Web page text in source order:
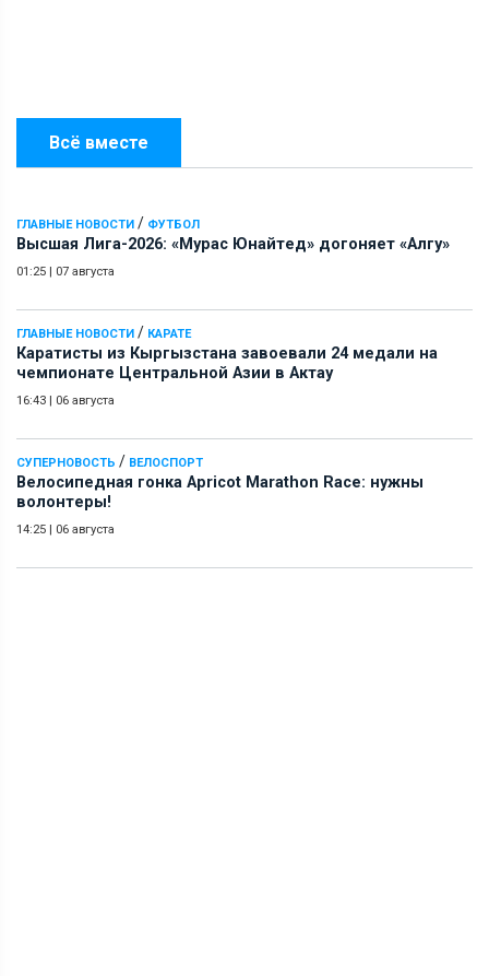
Всё вместе
ГЛАВНЫЕ НОВОСТИ / ФУТБОЛ
Высшая Лига-2026: «Мурас Юнайтед» догоняет «Алгу»
01:25 | 07 августа
ГЛАВНЫЕ НОВОСТИ / КАРАТЕ
Каратисты из Кыргызстана завоевали 24 медали на
чемпионате Центральной Азии в Актау
16:43 | 06 августа
СУПЕРНОВОСТЬ / ВЕЛОСПОРТ
Велосипедная гонка Apricot Marathon Race: нужны
волонтеры!
14:25 | 06 августа